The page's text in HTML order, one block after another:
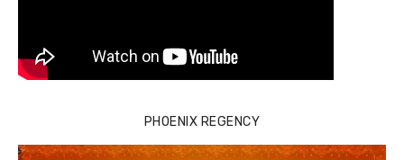
PHOENIX REGENCY